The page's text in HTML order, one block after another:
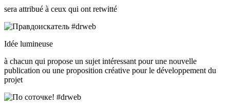
sera attribué à ceux qui ont retwitté
Idée lumineuse
à chacun qui propose un sujet intéressant pour une nouvelle
publication ou une proposition créative pour le développement du
projet